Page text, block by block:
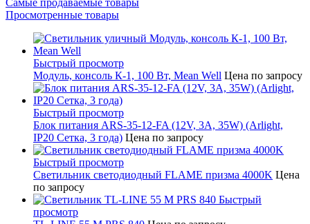
Самые продаваемые товары
Просмотренные товары
Быстрый просмотр
Модуль, консоль К-1, 100 Вт, Mean Well Цена по запросу
Быстрый просмотр
Блок питания ARS-35-12-FA (12V, 3A, 35W) (Arlight,
IP20 Сетка, 3 года) Цена по запросу
Быстрый просмотр
Светильник светодиодный FLAME призма 4000K Цена
по запросу
Быстрый
просмотр